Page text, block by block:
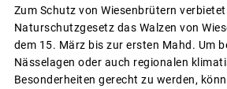
Zum Schutz von Wiesenbrütern
Naturschutzgesetz das Walzen von
dem 15. März bis zur ersten Mahd. Um
Nässelagen oder auch regionalen
Besonderheiten gerecht zu werden,